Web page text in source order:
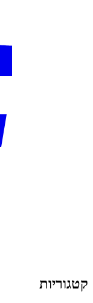
קטגוריות